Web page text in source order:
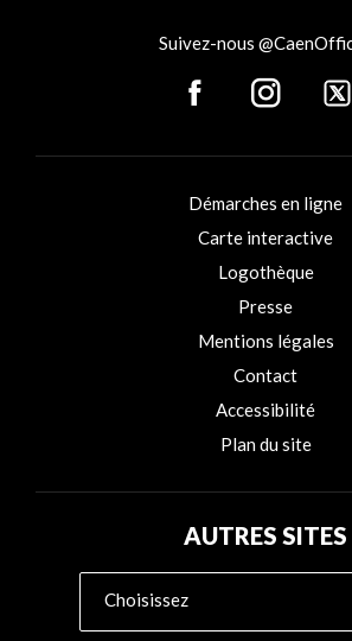
Suivez-nous
Démarches en ligne
Carte interactive
Logothèque
Presse
Mentions légales
Contact
Accessibilité
Plan du site
AUTRES SITES
Choisissez